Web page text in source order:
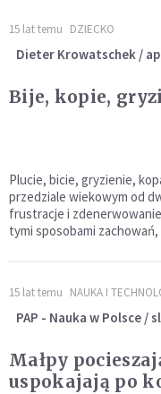
15 lat temu DZIECKO
Dieter Krowatschek /
Bije, kopie,
Plucie, bicie, gryzienie,
przedziale wiekowym od
frustracje i
tymi sposobami
15 lat temu NAUKA I
PAP - Nauka w Polsce /
Małpy
uspokajają po